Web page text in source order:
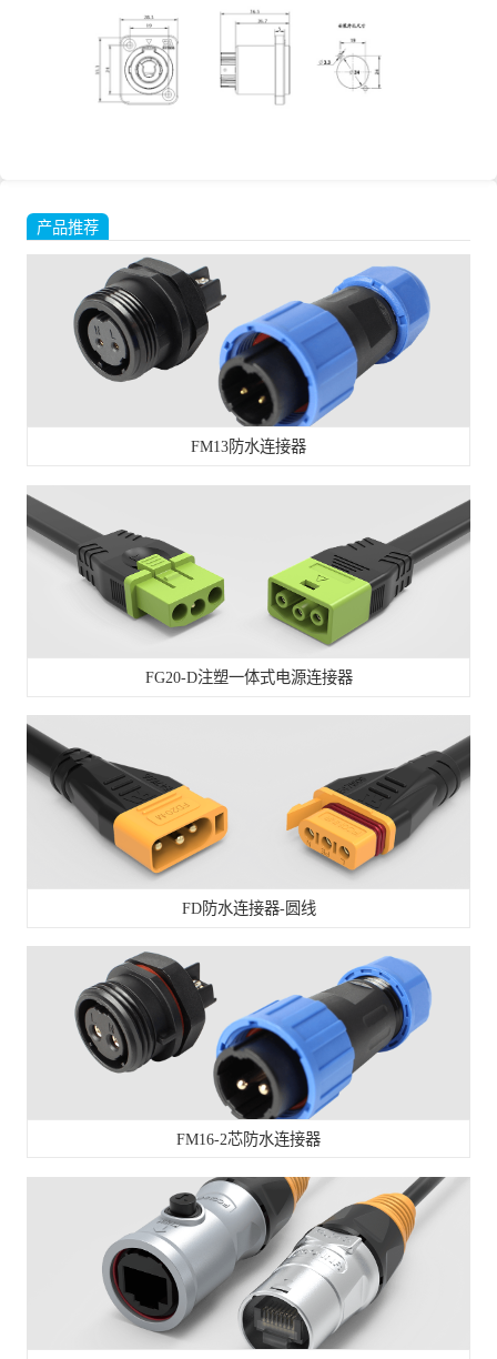
产品推荐
FM13防水连接器
FG20-D注塑一体式电源连接器
FD防水连接器-圆线
FM16-2芯防水连接器